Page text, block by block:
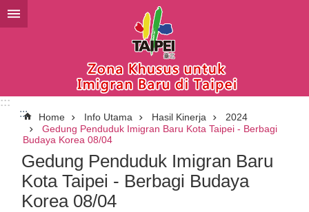
Lompat ke blok konten utama
:::
:::
Home Info Utama Hasil Kinerja
2024
Gedung Penduduk Imigran Baru Kota Taipei - Berbagi
Budaya Korea 08/04
Gedung Penduduk Imigran Baru
Kota Taipei - Berbagi Budaya
Korea 08/04